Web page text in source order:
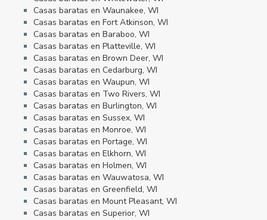
Casas baratas en Waunakee, WI
Casas baratas en Fort Atkinson, WI
Casas baratas en Baraboo, WI
Casas baratas en Platteville, WI
Casas baratas en Brown Deer, WI
Casas baratas en Cedarburg, WI
Casas baratas en Waupun, WI
Casas baratas en Two Rivers, WI
Casas baratas en Burlington, WI
Casas baratas en Sussex, WI
Casas baratas en Monroe, WI
Casas baratas en Portage, WI
Casas baratas en Elkhorn, WI
Casas baratas en Holmen, WI
Casas baratas en Wauwatosa, WI
Casas baratas en Greenfield, WI
Casas baratas en Mount Pleasant, WI
Casas baratas en Superior, WI